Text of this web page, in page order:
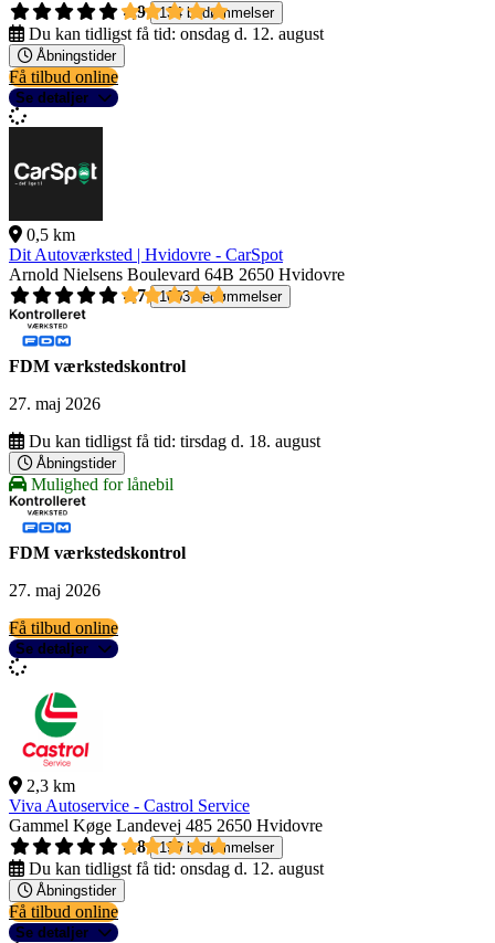
4,9
134 bedømmelser
Du kan tidligst få tid: onsdag d. 12. august
Åbningstider
Få tilbud online
Se detaljer
0,5 km
Dit Autoværksted | Hvidovre - CarSpot
Arnold Nielsens Boulevard 64B 2650 Hvidovre
4,7
1003 bedømmelser
FDM værkstedskontrol
27. maj 2026
Du kan tidligst få tid: tirsdag d. 18. august
Åbningstider
Mulighed for lånebil
FDM værkstedskontrol
27. maj 2026
Få tilbud online
Se detaljer
2,3 km
Viva Autoservice - Castrol Service
Gammel Køge Landevej 485 2650 Hvidovre
4,8
190 bedømmelser
Du kan tidligst få tid: onsdag d. 12. august
Åbningstider
Få tilbud online
Se detaljer